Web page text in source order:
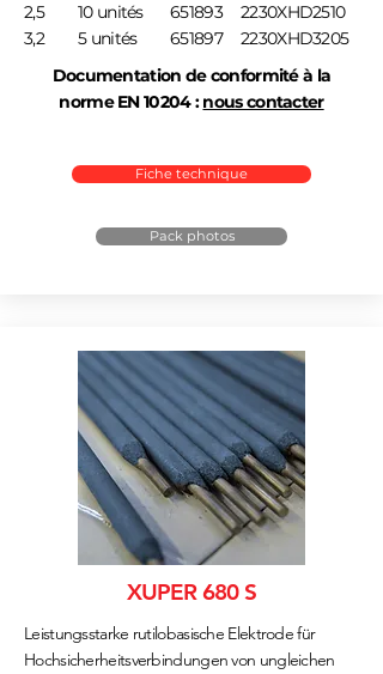
2,5
3,2
10 unités
5 unités
651893
651897
2230XHD2510
2230XHD3205
Documentation de conformité à la
norme EN 10204 :nous contacter
Fiche technique
Pack photos
XUPER 680 S
Leistungsstarke rutilobasische Elektrode für
Hochsicherheitsverbindungen von ungleichen